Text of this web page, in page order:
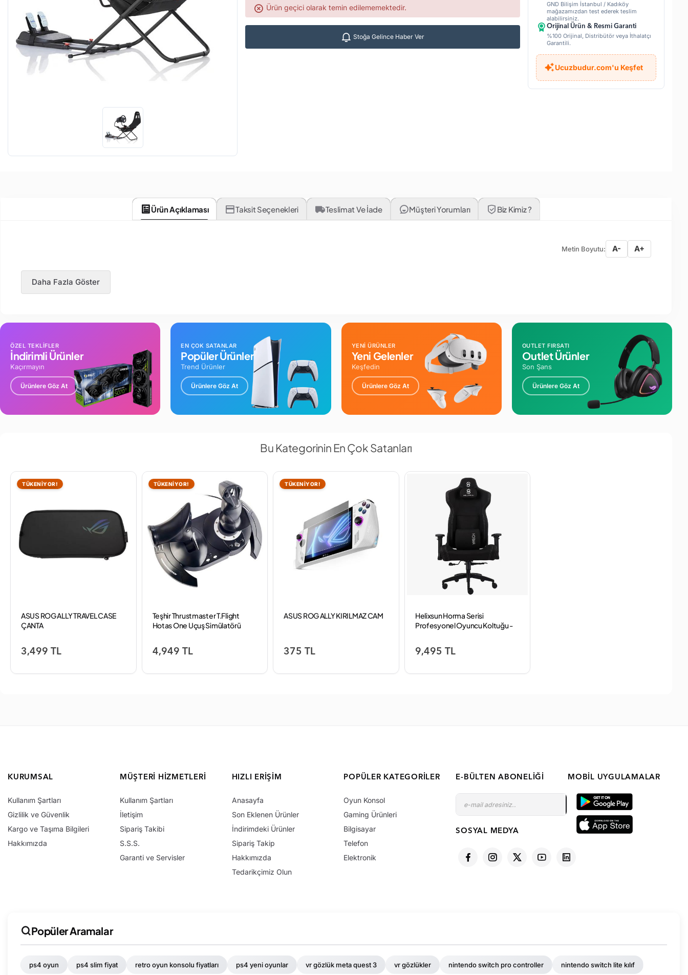
Ürün geçici olarak temin edilememektedir.
Stoğa Gelince Haber Ver
GND Bilişim İstanbul / Kadıköy
mağazamızdan test ederek teslim
alabilirsiniz.
Orijinal Ürün & Resmi Garanti
%100 Orijinal, Distribütör veya İthalatçı
Garantili.
Ucuzbudur.com'u Keşfet
Ürün Açıklaması Taksit Seçenekleri Teslimat Ve İade Müşteri Yorumları Biz Kimiz ?
Metin Boyutu: A- A+
Daha Fazla Göster
ÖZEL TEKLİFLER
İndirimli Ürünler
Kaçırmayın
Ürünlere Göz At
EN ÇOK SATANLAR
Popüler Ürünler
Trend Ürünler
Ürünlere Göz At
YENİ ÜRÜNLER
Yeni Gelenler
Keşfedin
Ürünlere Göz At
OUTLET FIRSATI
Outlet Ürünler
Son Şans
Ürünlere Göz At
Bu Kategorinin En Çok Satanları
TÜKENİYOR!
ASUS ROG ALLY TRAVEL CASE
ÇANTA
3,499 TL
TÜKENİYOR!
Teşhir Thrustmaster T.Flight
Hotas One Uçuş Simülatörü
4,949 TL
TÜKENİYOR!
ASUS ROG ALLY KIRILMAZ CAM
375 TL
Helixsun Horma Serisi
Profesyonel Oyuncu Koltuğu -
9,495 TL
KURUMSAL
Kullanım Şartları
Gizlilik ve Güvenlik
Kargo ve Taşıma Bilgileri
Hakkımızda
MÜŞTERI HIZMETLERI
Kullanım Şartları
İletişim
Sipariş Takibi
S.S.S.
Garanti ve Servisler
HIZLI ERIŞIM
Anasayfa
Son Eklenen Ürünler
İndirimdeki Ürünler
Sipariş Takip
Hakkımızda
Tedarikçimiz Olun
POPÜLER KATEGORILER
Oyun Konsol
Gaming Ürünleri
Bilgisayar
Telefon
Elektronik
E-BÜLTEN ABONELIĞI
SOSYAL MEDYA
MOBIL UYGULAMALAR
Popüler Aramalar
ps4 oyun ps4 slim fiyat retro oyun konsolu fiyatları ps4 yeni oyunlar vr gözlük meta quest 3 vr gözlükler nintendo switch pro controller nintendo switch lite kılıf